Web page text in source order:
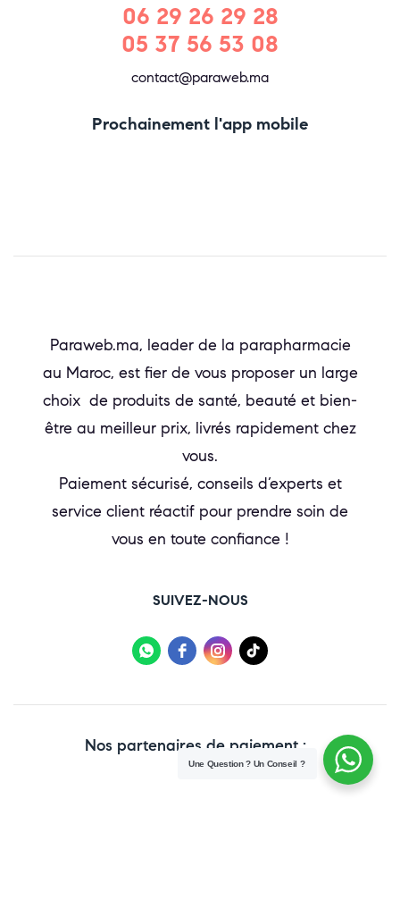
06 29 26 29 28
05 37 56 53 08
contact@paraweb.ma
Prochainement l'app mobile
Paraweb.ma, leader de la parapharmacie
au Maroc, est fier de vous proposer un large
choix de produits de santé, beauté et bien-
être au meilleur prix, livrés rapidement chez
vous.
Paiement sécurisé, conseils d’experts et
service client réactif pour prendre soin de
vous en toute confiance !
SUIVEZ-NOUS
Nos partenaires de paiement :
Une Question ? Un Conseil ?